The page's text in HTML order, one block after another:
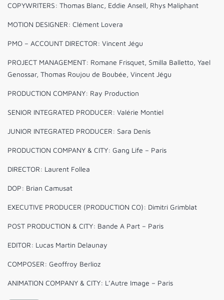
COPYWRITERS: Thomas Blanc, Eddie Ansell, Rhys Maliphant
MOTION DESIGNER: Clément Lovera
PMO – ACCOUNT DIRECTOR: Vincent Jégu
PROJECT MANAGEMENT: Romane Frisquet, Smilla Balletto, Yael
Genossar, Thomas Roujou de Boubée, Vincent Jégu
PRODUCTION COMPANY: Ray Production
SENIOR INTEGRATED PRODUCER: Valérie Montiel
JUNIOR INTEGRATED PRODUCER: Sara Denis
PRODUCTION COMPANY & CITY: Gang Life – Paris
DIRECTOR: Laurent Follea
DOP: Brian Camusat
EXECUTIVE PRODUCER (PRODUCTION CO): Dimitri Grimblat
POST PRODUCTION & CITY: Bande A Part – Paris
EDITOR: Lucas Martin Delaunay
COMPOSER: Geoffroy Berlioz
ANIMATION COMPANY & CITY: L’Autre Image – Paris